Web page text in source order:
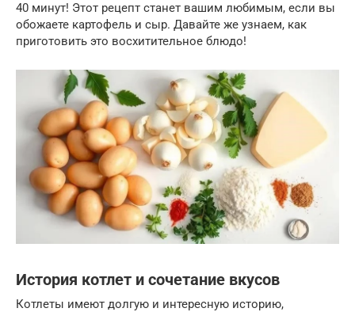
40 минут! Этот рецепт станет вашим любимым, если вы
обожаете картофель и сыр. Давайте же узнаем, как
приготовить это восхитительное блюдо!
История котлет и сочетание вкусов
Котлеты имеют долгую и интересную историю,